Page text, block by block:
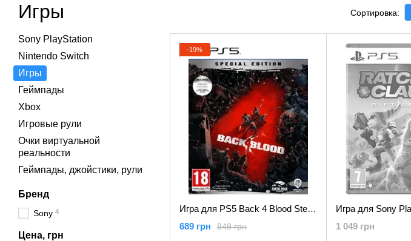
Игры Сортировка:
−19%
Игра для PS5 Back 4 Blood Steelbook Special Edition PS5 (PSV15)
849 грн
689 грн
1 049 грн
Sony PlayStation
Nintendo Switch
Игры
Геймпады
Xbox
Игровые рули
Очки виртуальной
реальности
Геймпады, джойстики, рули
Бренд
Sony 4
Цена, грн